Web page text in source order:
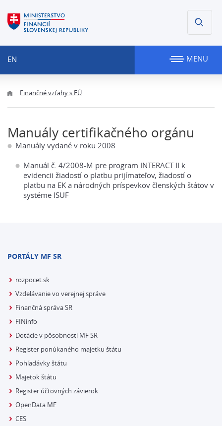
EN MENU
Finančné vzťahy s EÚ
Manuály certifikačného orgánu
Manuály vydané v roku 2008
Manuál č. 4/2008-M pre program INTERACT II k
evidencii žiadostí o platbu prijímateľov, žiadostí o
platbu na EK a národných príspevkov členských štátov v
systéme ISUF
PORTÁLY MF SR
rozpocet.sk
Vzdelávanie vo verejnej správe
Finančná správa SR
FINinfo
Dotácie v pôsobnosti MF SR
Register ponúkaného majetku štátu
Pohľadávky štátu
Majetok štátu
Register účtovných závierok
OpenData MF
CES